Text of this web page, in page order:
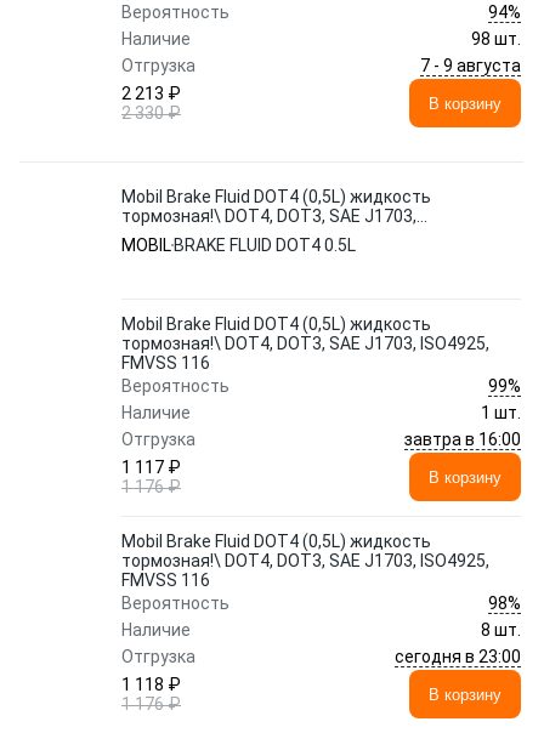
Вероятность
94%
Наличие
98 шт.
Отгрузка
7 - 9 августа
2 213 ₽
2 330 ₽
В корзину
Mobil Brake Fluid DOT4 (0,5L) жидкость
тормозная!\ DOT4, DOT3, SAE J1703,
ISO4925, FMVSS 116
MOBIL BRAKE FLUID DOT4 0.5L
Mobil Brake Fluid DOT4 (0,5L) жидкость
тормозная!\ DOT4, DOT3, SAE J1703, ISO4925,
FMVSS 116
Вероятность
99%
Наличие
1 шт.
Отгрузка
завтра в 16:00
1 117 ₽
1 176 ₽
В корзину
Mobil Brake Fluid DOT4 (0,5L) жидкость
тормозная!\ DOT4, DOT3, SAE J1703, ISO4925,
FMVSS 116
Вероятность
98%
Наличие
8 шт.
Отгрузка
сегодня в 23:00
1 118 ₽
1 176 ₽
В корзину